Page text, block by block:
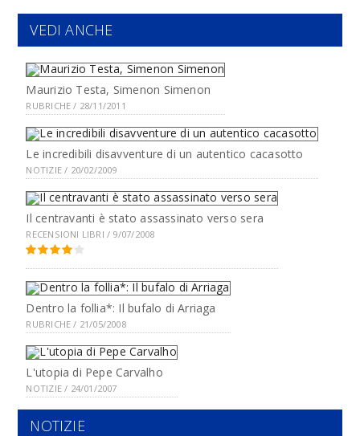
VEDI ANCHE
Maurizio Testa, Simenon Simenon
RUBRICHE / 28/11/2011
Le incredibili disavventure di un autentico cacasotto
NOTIZIE / 20/02/2009
Il centravanti è stato assassinato verso sera
RECENSIONI LIBRI / 9/07/2008
Dentro la follia*: Il bufalo di Arriaga
RUBRICHE / 21/05/2008
L'utopia di Pepe Carvalho
NOTIZIE / 24/01/2007
NOTIZIE